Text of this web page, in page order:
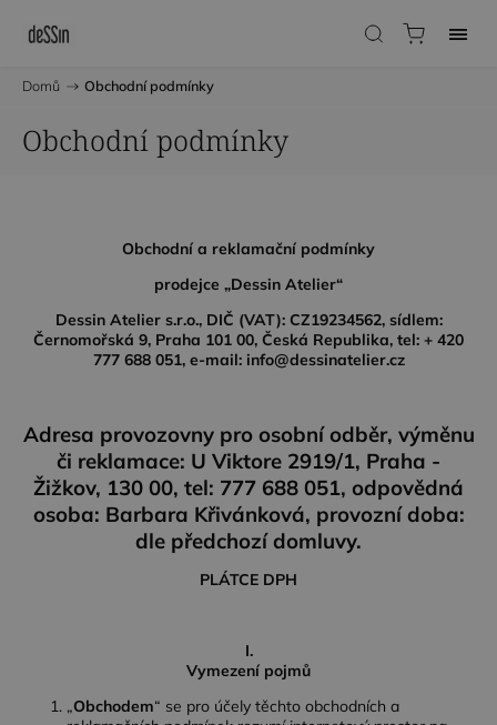
Domů / Obchodní podmínky
Obchodní podmínky
Obchodní a reklamační podmínky
prodejce „Dessin Atelier“
Dessin Atelier s.r.o., DIČ (VAT): CZ19234562, sídlem:
Černomořská 9, Praha 101 00, Česká Republika, tel: + 420
777 688 051, e-mail: info@dessinatelier.cz
Adresa provozovny pro osobní odběr, výměnu
či reklamace: U Viktore 2919/1, Praha -
Žižkov, 130 00, tel: 777 688 051, odpovědná
osoba: Barbara Křivánková, provozní doba:
dle předchozí domluvy.
PLÁTCE DPH
I.
Vymezení pojmů
„Obchodem“ se pro účely těchto obchodních a